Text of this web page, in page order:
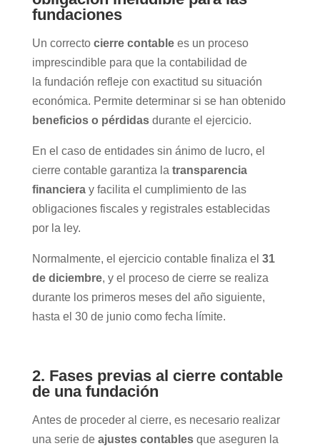
fundaciones
Un correcto cierre contablees un proceso
imprescindible para que la contabilidad de
la fundación refleje con exactitud su situación
económica. Permite determinar si se han obtenido
beneficios o pérdidasdurante el ejercicio.
En el caso de entidades sin ánimo de lucro, el
cierre contable garantiza la transparencia
financieray facilita el cumplimiento de las
obligaciones fiscales y registrales establecidas
por la ley.
Normalmente, el ejercicio contable finaliza el 31
de diciembre, y el proceso de cierre se realiza
durante los primeros meses del año siguiente,
hasta el 30 de junio como fecha límite.
2. Fases previas al cierre contable
de una fundación
Antes de proceder al cierre, es necesario realizar
una serie de ajustes contablesque aseguren la